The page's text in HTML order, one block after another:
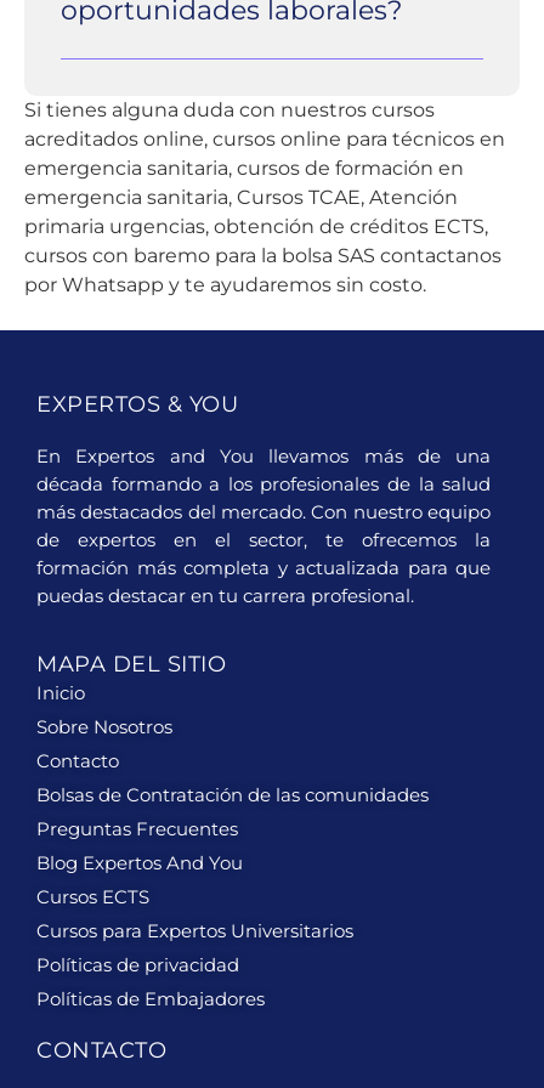
en el campo, garantizando una
oportunidades laborales?
puntos valiosos en bolsas de empleo
como el SAS (Servicio Andaluz de Salud),
SERMAS y otras bolsas comunitarias,
aumentando las posibilidades de
acceder a puestos de trabajo deseados
en el sector sanitario.
Si tienes alguna duda con nuestros cursos
acreditados online, cursos online para técnicos en
emergencia sanitaria, cursos de formación en
emergencia sanitaria, Cursos TCAE, Atención
primaria urgencias, obtención de créditos ECTS,
cursos con baremo para la bolsa SAS contactanos
por Whatsapp y te ayudaremos sin costo.
EXPERTOS & YOU
En Expertos and You llevamos más de una
década formando a los profesionales de la salud
más destacados del mercado. Con nuestro equipo
de expertos en el sector, te ofrecemos la
formación más completa y actualizada para que
puedas destacar en tu carrera profesional.
MAPA DEL SITIO
Inicio
Sobre Nosotros
Contacto
Bolsas de Contratación de las comunidades
Preguntas Frecuentes
Blog Expertos And You
Cursos ECTS
Cursos para Expertos Universitarios
Políticas de privacidad
Políticas de Embajadores
CONTACTO